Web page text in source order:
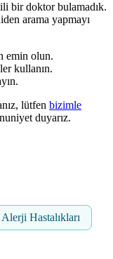
bir doktor bulamadık.
arama yapmayı
emin olun.
kullanın.
lütfen bizimle
duyarız.
Hastalıkları